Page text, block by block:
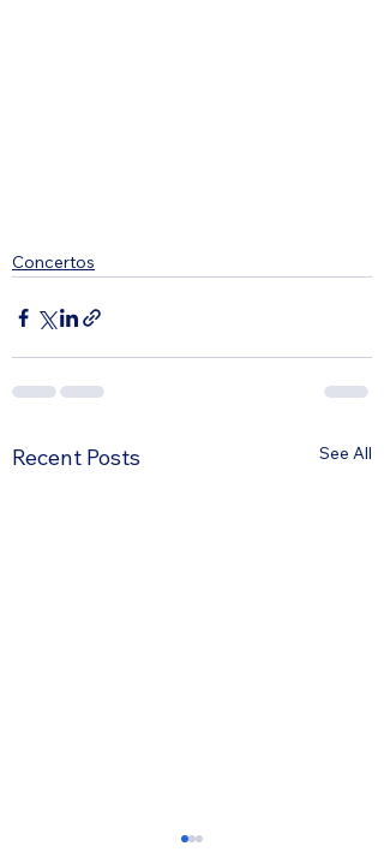
Concertos
Recent Posts See All